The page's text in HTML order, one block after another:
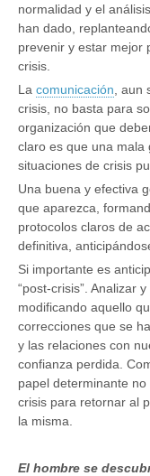
normalidad y el
han dado,
prevenir y estar mejor
crisis.
La comunicación ,
crisis, no basta para
organización que
claro es que una mala
situaciones de crisis
Una buena y efectiva
que aparezca,
protocolos claros de
definitiva,
Si importante es
“post-crisis”. Analizar
modificando aquello
correcciones que se
y las relaciones con
confianza perdida.
papel determinante
crisis para retornar al
la misma.
El hombre se